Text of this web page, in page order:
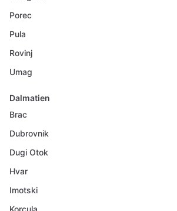
Porec
Pula
Rovinj
Umag
Dalmatien
Brac
Dubrovnik
Dugi Otok
Hvar
Imotski
Korcula